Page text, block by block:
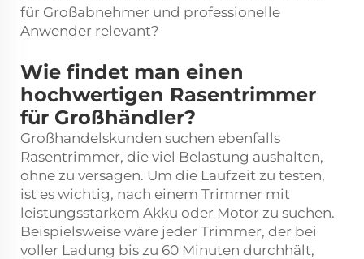
für Großabnehmer und professionelle
Anwender relevant?
Wie findet man einen
hochwertigen Rasentrimmer
für Großhändler?
Großhandelskunden suchen ebenfalls
Rasentrimmer, die viel Belastung aushalten,
ohne zu versagen. Um die Laufzeit zu testen,
ist es wichtig, nach einem Trimmer mit
leistungsstarkem Akku oder Motor zu suchen.
Beispielsweise wäre jeder Trimmer, der bei
voller Ladung bis zu 60 Minuten durchhält,